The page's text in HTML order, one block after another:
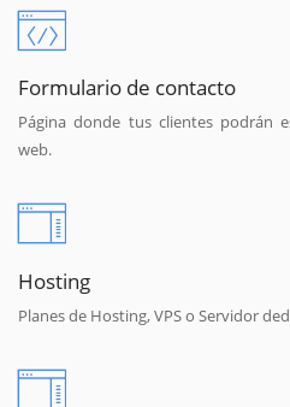
Formulario de contacto
Página donde tus clientes podrán
web.
Hosting
Planes de Hosting, VPS o Servidor